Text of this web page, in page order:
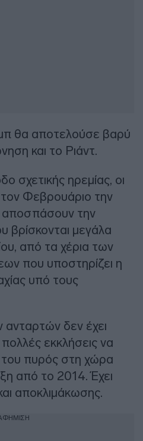
θα αποτελούσε βαρύ
και το Ριάντ.
σχετικής ηρεμίας, οι
Φεβρουάριο την
αποσπάσουν την
βρίσκονται μεγάλα
από τα χέρια των
που υποστηρίζει η
υπό τους
δεν έχει
εκκλήσεις να
πυρός στη χώρα
από το 2014. Έχει
αποκλιμάκωσης.